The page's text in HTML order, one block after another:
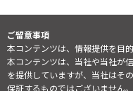
ご留意事項
本コンテンツは、情報提供を目
本コンテンツは、当社や当社が
を提供していますが、当社はそ
保証するものではございません